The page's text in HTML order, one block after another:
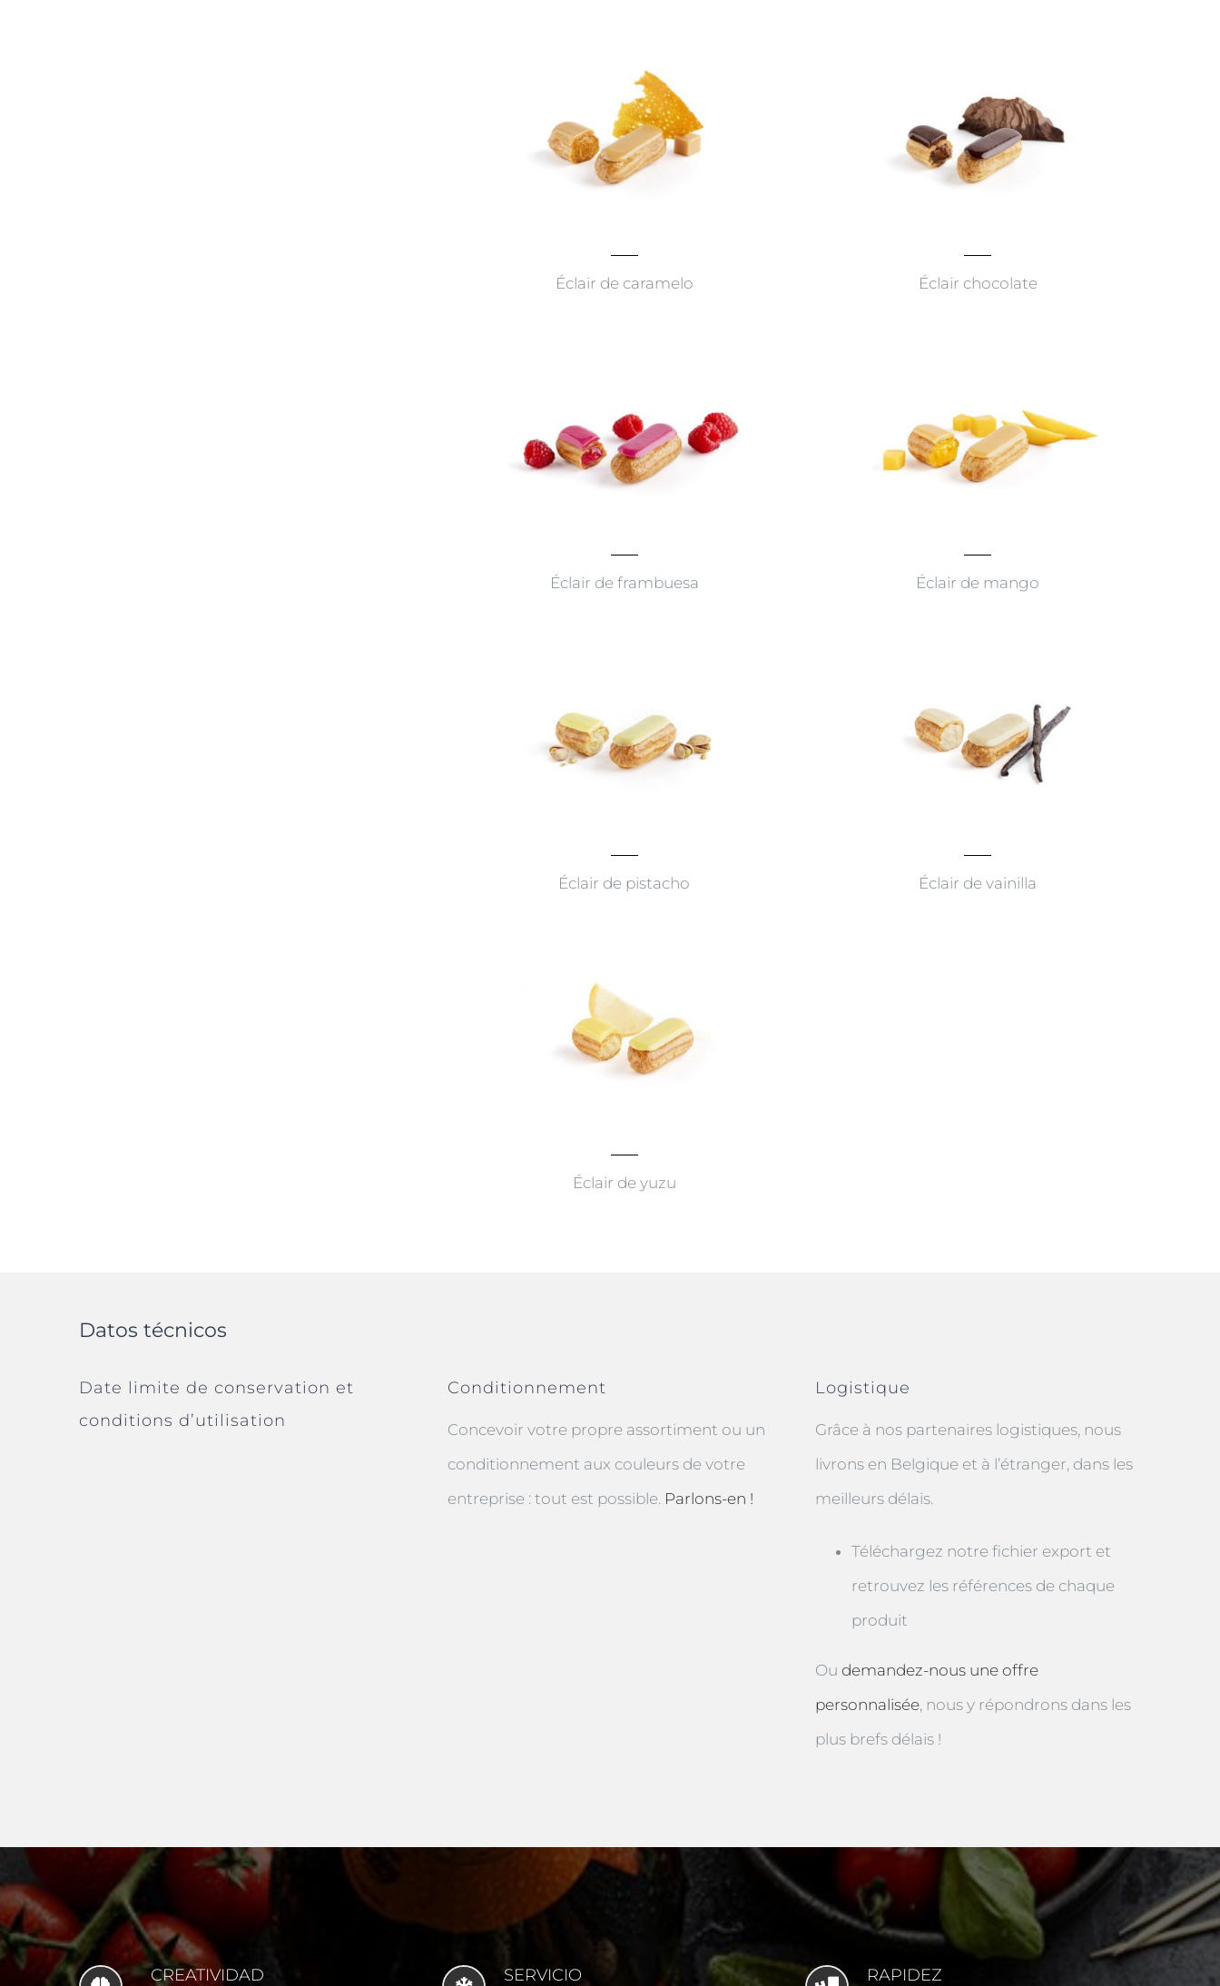
Éclair de caramelo Éclair chocolate
Éclair de frambuesa Éclair de mango
Éclair de pistacho Éclair de vainilla
Éclair de yuzu
Datos técnicos
Date limite de conservation et
conditions d’utilisation
Conditionnement
Concevoir votre propre assortiment ou un
conditionnement aux couleurs de votre
entreprise : tout est possible. Parlons-en !
Logistique
Grâce à nos partenaires logistiques, nous
livrons en Belgique et à l’étranger, dans les
meilleurs délais.
Téléchargez notre fichier export et
retrouvez les références de chaque
produit
Oudemandez-nous une offre
personnalisée, nous y répondrons dans les
plus brefs délais !
CREATIVIDAD SERVICIO RAPIDEZ